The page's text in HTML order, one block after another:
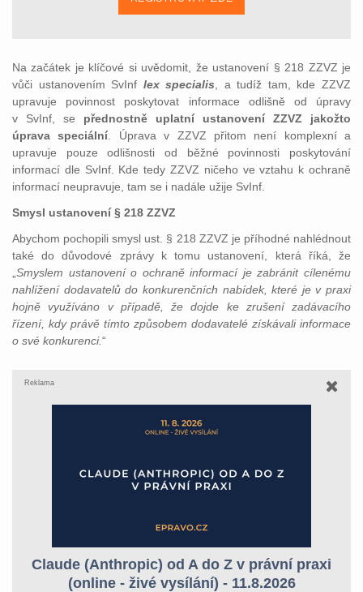
Na začátek je klíčové si uvědomit, že ustanovení § 218 ZZVZ je
vůči ustanovením SvInf lex specialis , a tudíž tam, kde ZZVZ
upravuje povinnost poskytovat informace odlišně od úpravy
v SvInf, se přednostně uplatní ustanovení ZZVZ jakožto
úprava speciální . Úprava v ZZVZ přitom není komplexní a
upravuje pouze odlišnosti od běžné povinnosti poskytování
informací dle SvInf. Kde tedy ZZVZ ničeho ve vztahu k ochraně
informací neupravuje, tam se i nadále užije SvInf.
Smysl ustanovení § 218 ZZVZ
Abychom pochopili smysl ust. § 218 ZZVZ je příhodné nahlédnout
také do důvodové zprávy k tomu ustanovení, která říká, že
Smyslem ustanovení o ochraně informací je zabránit cílenému
nahlížení dodavatelů do konkurenčních nabídek, které je v praxi
hojně využíváno v případě, že dojde ke zrušení zadávacího
řízení, kdy právě tímto způsobem dodavatelé získávali informace
o své konkurenci.“
Reklama
Claude (Anthropic) od A do Z v právní praxi
(online - živé vysílání) - 11.8.2026